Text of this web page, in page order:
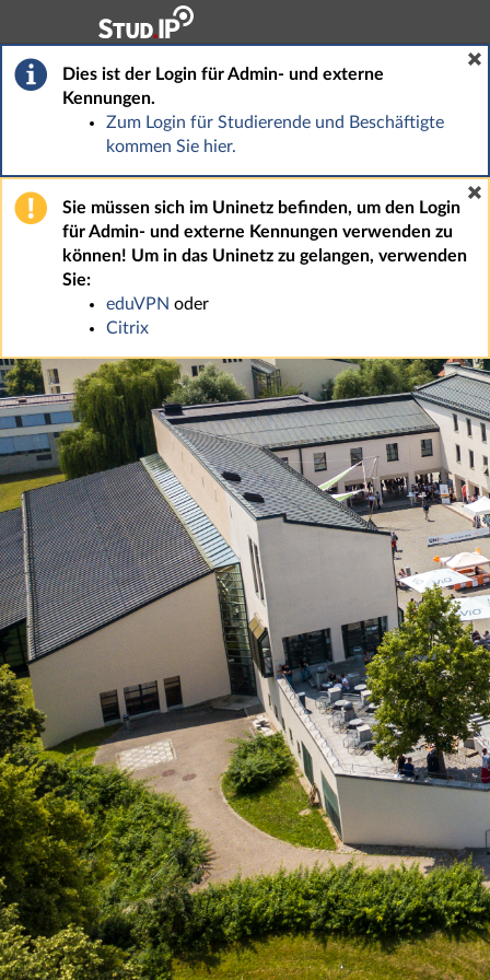
Hauptnavigation
Fußzeile
Dies ist der Login für Admin- und externe
Kennungen.
Zum Login für Studierende und Beschäftigte
kommen Sie hier.
Sie müssen sich im Uninetz befinden, um den Login
für Admin- und externe Kennungen verwenden zu
können! Um in das Uninetz zu gelangen, verwenden
Sie:
eduVPN oder
Citrix